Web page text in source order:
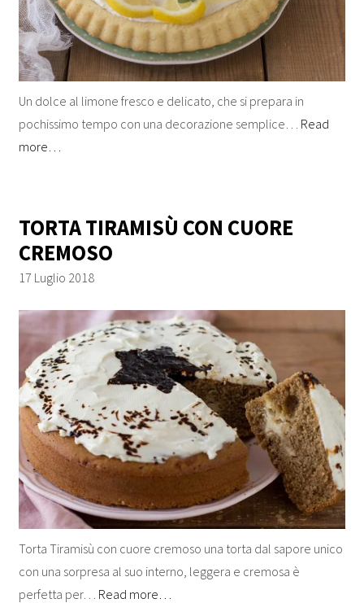
Un dolce al limone fresco e delicato, che si prepara in
pochissimo tempo con una decorazione semplice… Read
more…
TORTA TIRAMISÙ CON CUORE
CREMOSO
17 Luglio 2018
Torta Tiramisù con cuore cremoso una torta dal sapore unico
con una sorpresa al suo interno, leggera e cremosa è
perfetta per… Read more…